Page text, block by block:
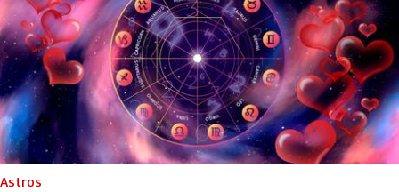
Astros